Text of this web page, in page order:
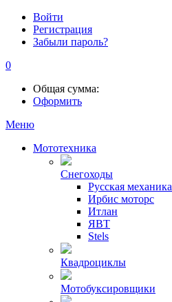
Войти
Регистрация
Забыли пароль?
0
Общая сумма:
Оформить
Меню
Мототехника
Снегоходы
Русская механика
Ирбис моторс
Итлан
ЯВТ
Stels
Квадроциклы
Мотобуксировщики